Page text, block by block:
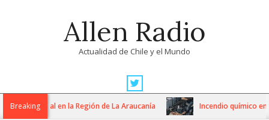
Allen Radio
Actualidad de Chile y el Mundo
Navigation
MenuBreaking
frontal en la Región de La Araucanía Incendio químico en